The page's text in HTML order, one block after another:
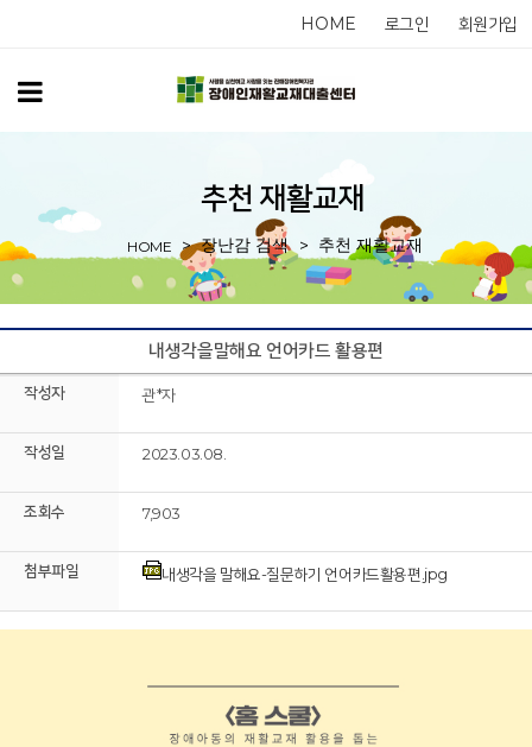
HOME 로그인 회원가입
추천 재활교재
HOME 장난감 검색 추천 재활교재
내생각을말해요 언어카드 활용편
작성자 관*자
작성일 2023.03.08.
조회수 7,903
첨부파일 내생각을 말해요-질문하기 언어카드활용편.jpg